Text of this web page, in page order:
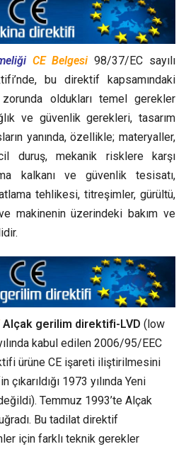
CE Belgesi98/37/EC sayılı
bu direktif kapsamındaki
zorunda oldukları temel gerekler
ve güvenlik gerekleri, tasarım
yanında, özellikle; materyaller,
duruş, mekanik risklere karşı
kalkanı ve güvenlik tesisatı,
tehlikesi, titreşimler, gürültü,
makinenin üzerindeki bakım ve
Alçak gerilim direktifi-LVD (low
kabul edilen 2006/95/EEC
ürüne CE işareti iliştirilmesini
1973 yılında Yeni
Temmuz 1993’te Alçak
Bu tadilat direktif
için farklı teknik gerekler